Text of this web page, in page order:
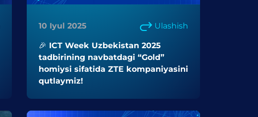
10 Iyul 2025 Ulashish
🎉 ICT Week Uzbekistan 2025
tadbirining navbatdagi “Gold”
homiysi sifatida ZTE kompaniyasini
qutlaymiz!